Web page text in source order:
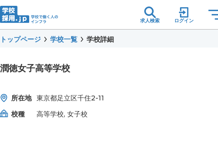
求人検索 ログイン
トップページ 学校一覧 学校詳細
潤徳女子高等学校
所在地 東京都足立区千住2-11
校種
高等学校, 女子校